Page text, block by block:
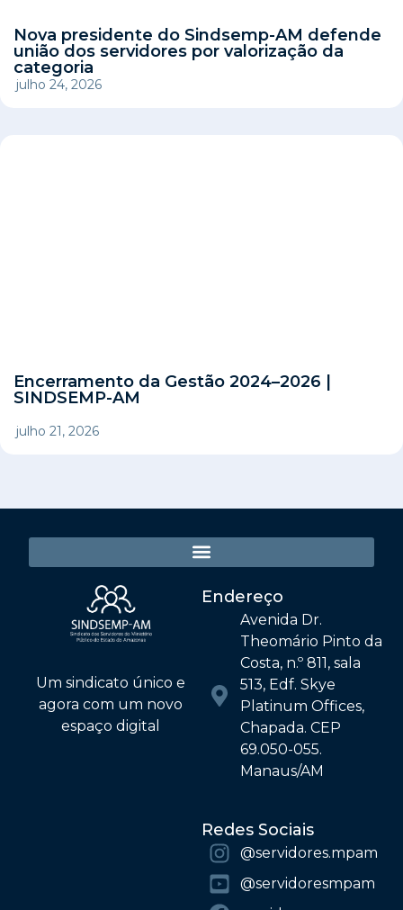
Nova presidente do Sindsemp-AM defende
união dos servidores por valorização da
categoria
julho 24, 2026
Encerramento da Gestão 2024–2026 |
SINDSEMP-AM
julho 21, 2026
Um sindicato único e
agora com um novo
espaço digital
Endereço
Avenida Dr.
Theomário Pinto da
Costa, n.º 811, sala
513, Edf. Skye
Platinum Offices,
Chapada. CEP
69.050-055.
Manaus/AM
Redes Sociais
@‌servidores.mpam
@‌servidoresmpam